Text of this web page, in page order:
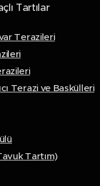
Tartılar
Terazileri
Terazi ve Baskülleri
Tartım)